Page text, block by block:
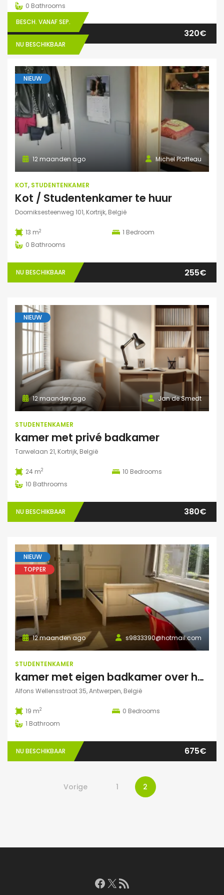
0 Bathrooms
BESCH. VANAF SEP.
NU BESCHIKBAAR
320€
NIEUW
Michel Platteau
12 maanden ago
KOT, STUDENTENKAMER
Kot / Studentenkamer te huur
Doorniksesteenweg 101, Kortrijk, België
13 m2 1 Bedroom
0 Bathrooms
NU BESCHIKBAAR 255€
NIEUW
Jan de Smedt
12 maanden ago
STUDENTENKAMER
kamer met privé badkamer
Tarwelaan 21, Kortrijk, België
24 m2 10 Bedrooms
10 Bathrooms
NU BESCHIKBAAR 380€
NIEUW
TOPPER
s9833390@hotmail.com
12 maanden ago
STUDENTENKAMER
kamer met eigen badkamer over het park
Alfons Wellensstraat 35, Antwerpen, België
19 m2 0 Bedrooms
1 Bathroom
NU BESCHIKBAAR 675€
Vorige 1 2
Facebook
X RSS feed